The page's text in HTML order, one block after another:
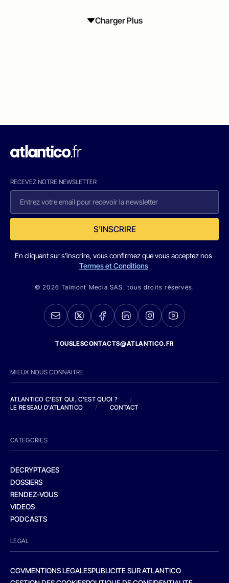
Charger Plus
RECEVEZ NOTRE NEWSLETTER
S'INSCRIRE
En cliquant sur s'inscrire, vous confirmez que vous acceptez nos
Termes et Conditions
© 2026 Talmont Media SAS. tous droits réservés.
TOUSLESCONTACTS@ATLANTICO.FR
MIEUX NOUS CONNAITRE
ATLANTICO C'EST QUI, C'EST QUOI ?
/
LE RESEAU D'ATLANTICO
/ CONTACT
CATEGORIES
DECRYPTAGES
DOSSIERS
RENDEZ-VOUS
VIDEOS
PODCASTS
LEGAL
CGVMENTIONS LEGALESPUBLICITE SUR ATLANTICO